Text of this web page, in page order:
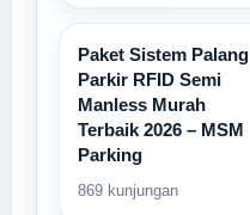
Paket Sistem Palang
Parkir RFID Semi
Manless Murah
Terbaik 2026 – MSM
Parking
869 kunjungan